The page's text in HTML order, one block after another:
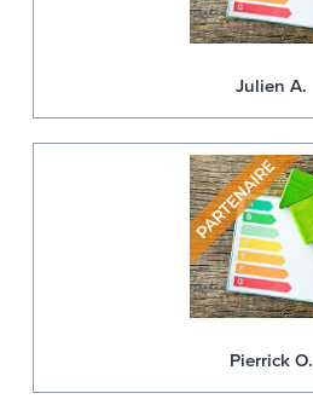
Julien A.
Pierrick O.